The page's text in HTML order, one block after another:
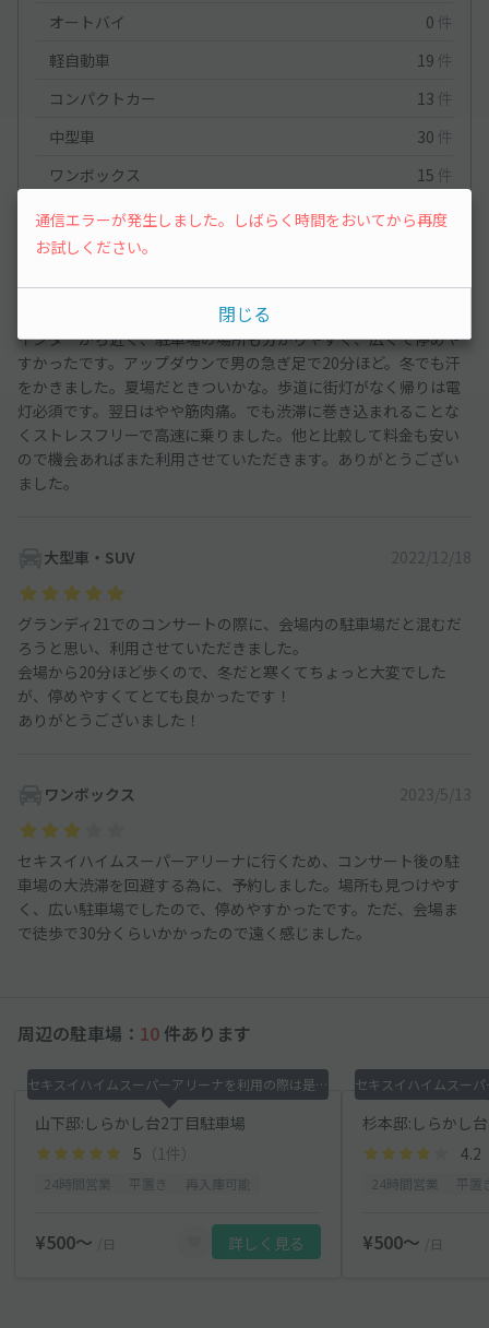
オートバイ 0 件
軽自動車
19 件
コンパクトカー
13 件
中型車
30 件
ワンボックス
15 件
大型車・SUV
38件
インターから近く、駐車場の場所も分かりやすく、広くて停めや
すかったです。アップダウンで男の急ぎ足で20分ほど。冬でも汗
をかきました。夏場だときついかな。歩道に街灯がなく帰りは電
灯必須です。翌日はやや筋肉痛。でも渋滞に巻き込まれることな
くストレスフリーで高速に乗りました。他と比較して料金も安い
ので機会あればまた利用させていただきます。ありがとうござい
ました。
大型車・SUV 2022/12/18
グランディ21でのコンサートの際に、会場内の駐車場だと混むだ
ろうと思い、利用させていただきました。
会場から20分ほど歩くので、冬だと寒くてちょっと大変でした
が、停めやすくてとても良かったです！
ありがとうございました！
ワンボックス 2023/5/13
セキスイハイムスーパーアリーナに行くため、コンサート後の駐
車場の大渋滞を回避する為に、予約しました。場所も見つけやす
く、広い駐車場でしたので、停めやすかったです。ただ、会場ま
で徒歩で30分くらいかかったので遠く感じました。
周辺の駐車場： 10 件あります
セキスイハイムスーパーアリーナを利用の際は是非！
山下邸:しらかし台2丁目駐車場
5 （1件）
¥500〜 /日 詳しく見る
杉本邸:しらかし
4.2
¥500〜 /日
通信エラーが発生しました。しばらく時間をおいてから再度
お試しください。
閉じる